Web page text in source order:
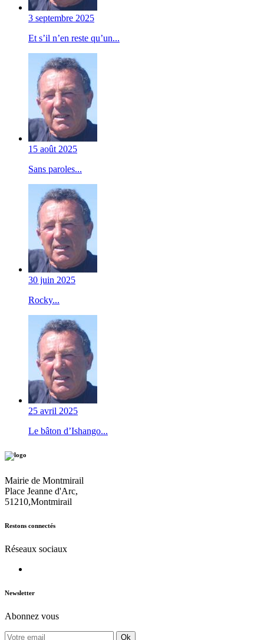
3 septembre 2025
Et s’il n’en reste qu’un...
15 août 2025
Sans paroles...
30 juin 2025
Rocky...
25 avril 2025
Le bâton d’Ishango...
Mairie de Montmirail
Place Jeanne d'Arc,
51210,Montmirail
Restons connectés
Réseaux sociaux
Newsletter
Abonnez vous
Ok